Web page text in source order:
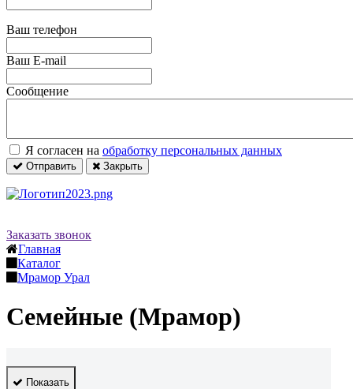
Ваш телефон
Ваш E-mail
Сообщение
Я согласен на обработку персональных данных
Отправить Закрыть
Заказать звонок
Главная
Каталог
Мрамор Урал
Семейные (Мрамор)
Показать